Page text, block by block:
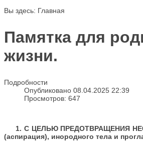
Вы здесь: Главная
Памятка для
жизни.
Подробности
Опубликовано 08.04.2025 22:39
Просмотров: 647
1. С ЦЕЛЬЮ ПРЕДОТВРАЩЕНИЯ
(аспирация), инородного тела и